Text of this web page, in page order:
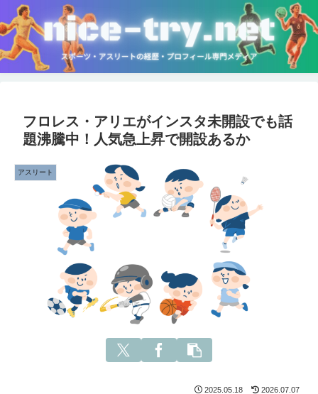
フロレス・アリエがインスタ未開設でも話
題沸騰中！人気急上昇で開設あるか
アスリート
2025.05.18 2026.07.07